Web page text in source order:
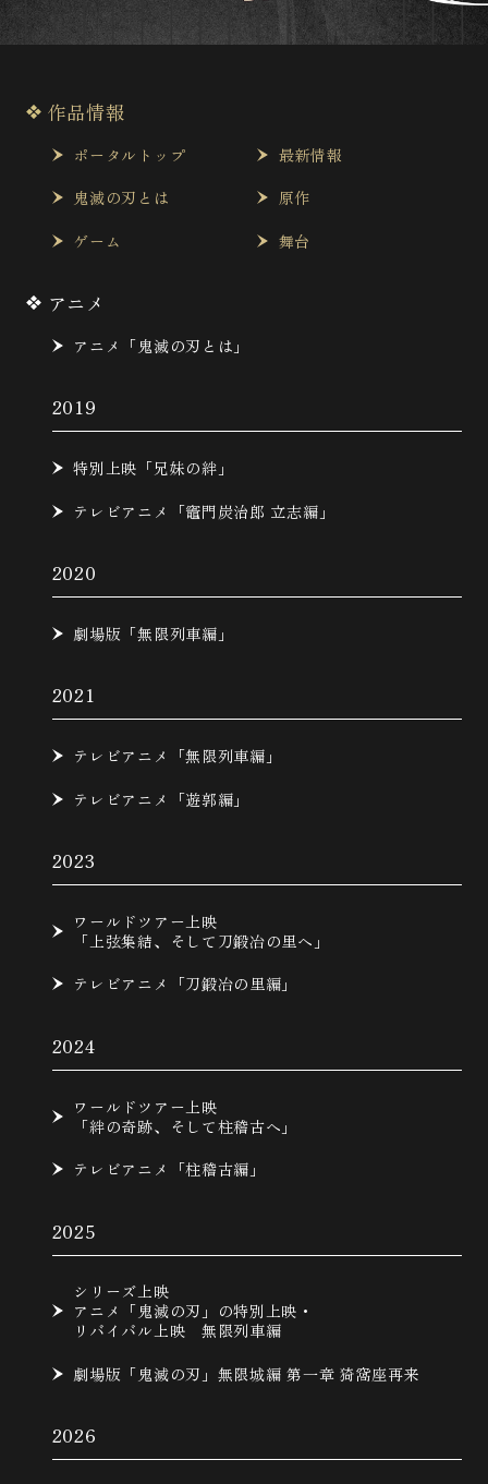
作品情報
ポータルトップ
最新情報
鬼滅の刃とは
原作
ゲーム
舞台
アニメ
アニメ「鬼滅の刃とは」
2019
特別上映「兄妹の絆」
テレビアニメ「竈門炭治郎 立志編」
2020
劇場版「無限列車編」
2021
テレビアニメ「無限列車編」
テレビアニメ「遊郭編」
2023
ワールドツアー上映
「上弦集結、そして刀鍛冶の里へ」
テレビアニメ「刀鍛冶の里編」
2024
ワールドツアー上映
「絆の奇跡、そして柱稽古へ」
テレビアニメ「柱稽古編」
2025
シリーズ上映
アニメ「鬼滅の刃」の特別上映・
リバイバル上映 無限列車編
劇場版「鬼滅の刃」無限城編 第一章 猗窩座再来
2026